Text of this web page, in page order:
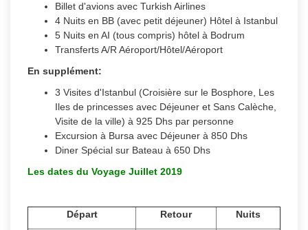
Billet d'avions avec Turkish Airlines
4 Nuits en BB (avec petit déjeuner) Hôtel à Istanbul
5 Nuits en AI (tous compris) hôtel à Bodrum
Transferts A/R Aéroport/Hôtel/Aéroport
En supplément:
3 Visites d'Istanbul (Croisière sur le Bosphore, Les
Iles de princesses avec Déjeuner et Sans Calèche,
Visite de la ville) à 925 Dhs par personne
Excursion à Bursa avec Déjeuner à 850 Dhs
Diner Spécial sur Bateau à 650 Dhs
Les dates du Voyage Juillet 2019
Départ Retour
Nuits